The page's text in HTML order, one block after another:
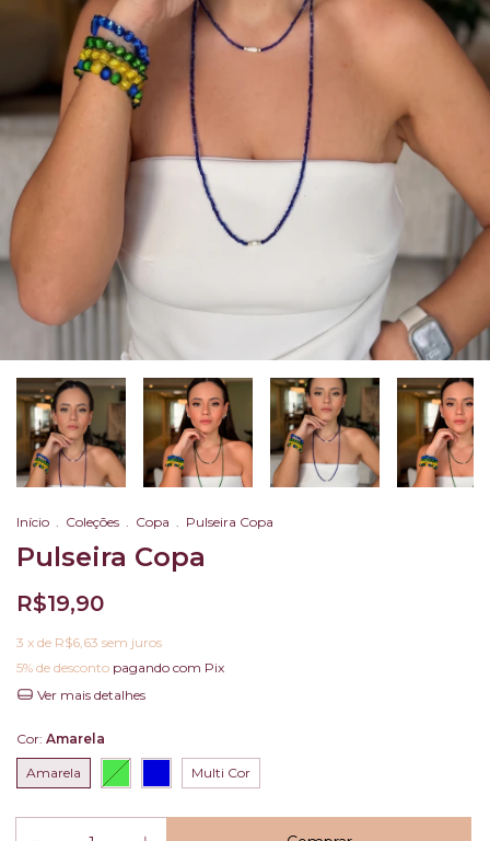
Início Coleções Copa Pulseira Copa
Pulseira Copa
R$19,90
3 x de R$6,63 sem juros
5% de desconto pagando com Pix
Ver mais detalhes
Cor: Amarela
Amarela Multi Cor